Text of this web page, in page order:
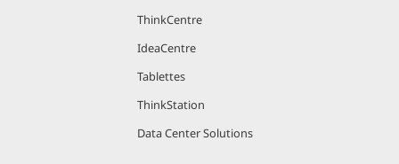
ThinkCentre
IdeaCentre
Tablettes
ThinkStation
Data Center Solutions